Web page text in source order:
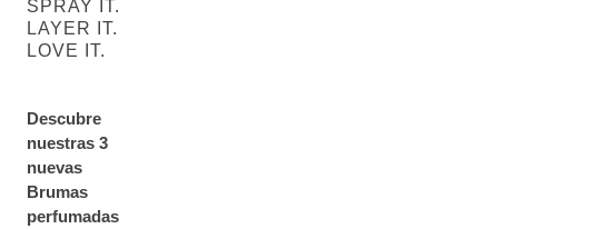
SPRAY IT.
LAYER IT.
LOVE IT.
Descubre
nuestras 3
nuevas
Brumas
perfumadas